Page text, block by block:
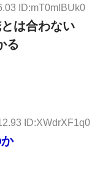
ID:mT0mlBUk0
は合わない
る
ID:XWdrXF1q0